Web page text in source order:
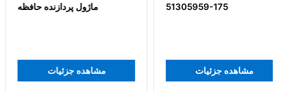
ماژول پردازنده حافظه
مشاهده جزئیات
51305959-175
مشاهده جزئیات